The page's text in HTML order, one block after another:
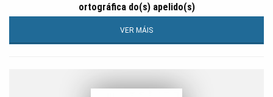
ortográfica do(s) apelido(s)
VER MÁIS